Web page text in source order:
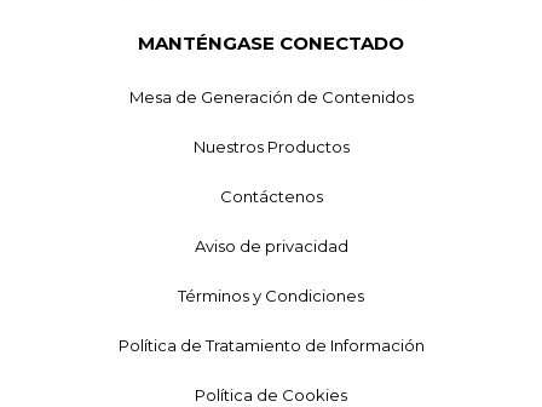
MANTÉNGASE CONECTADO
Mesa de Generación de Contenidos
Nuestros Productos
Contáctenos
Aviso de privacidad
Términos y Condiciones
Política de Tratamiento de Información
Política de Cookies